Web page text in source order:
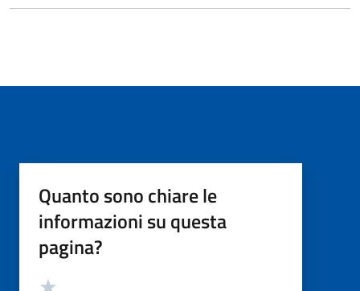
Quanto sono chiare le
informazioni su questa
pagina?
Valutazione